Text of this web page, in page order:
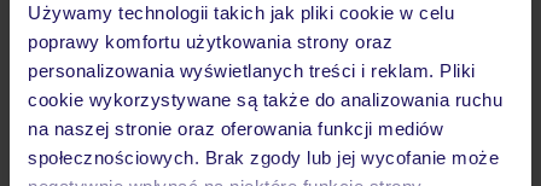
Używamy technologii takich jak pliki cookie w celu
poprawy komfortu użytkowania strony oraz
personalizowania wyświetlanych treści i reklam. Pliki
cookie wykorzystywane są także do analizowania ruchu
na naszej stronie oraz oferowania funkcji mediów
społecznościowych. Brak zgody lub jej wycofanie może
Hotel
Opinie